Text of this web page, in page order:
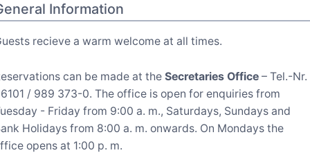
Information
recieve a warm welcome at all times.
can be made at theSecretaries Office – Tel.-Nr.
/ 989 373-0. The office is open for enquiries from
- Friday from 9:00 a. m., Saturdays, Sundays and
Holidays from 8:00 a. m. onwards. On Mondays the
opens at 1:00 p. m.